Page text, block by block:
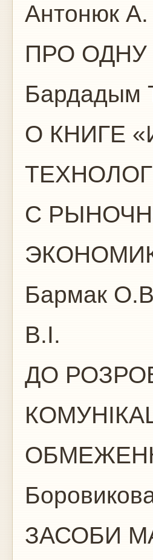
Антонюк
ПРО ОДНУ
Бардадым
О КНИГЕ
С
Бармак
В.І.
ДО
ЗАСОБИ